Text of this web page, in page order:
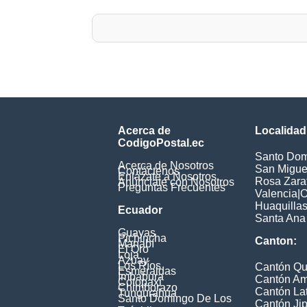
Acerca de
CodigoPostal.ec
Acerca de Nosotros
Contáctenos
Enlázate a Nosotros
Anúnciate con Nosotros
Preguntas Frecuentes
Ecuador
Guayas
Pichincha
Manabí
El Oro
Loja
Azuay
Los Ríos
Esmeraldas
Imbabura
Cotopaxi
Chimborazo
Tungurahua
Santo Domingo De Los
Santo
San
Rosa
Valencia
Huaquillas
Santa
Canton:
Cantón
Cantón
Cantón
Cantón